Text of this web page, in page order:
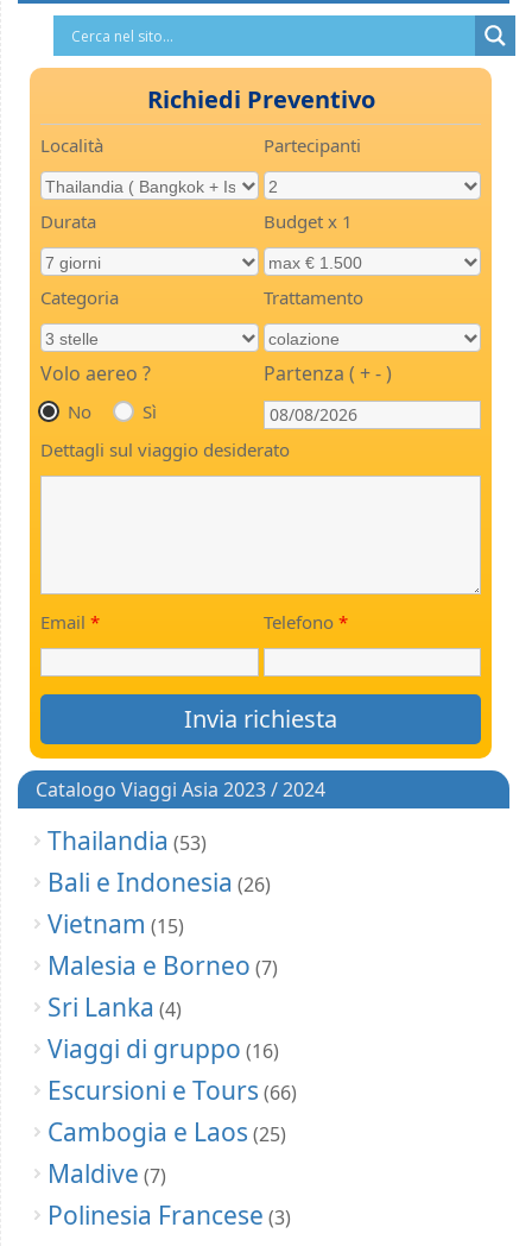
Richiedi Preventivo
Località Partecipanti
Durata Budget x 1
Categoria Trattamento
Volo aereo ?
No Sì
Partenza ( + - )
Dettagli sul viaggio desiderato
Email * Telefono *
Catalogo Viaggi Asia 2023 / 2024
Thailandia (53)
Bali e Indonesia (26)
Vietnam (15)
Malesia e Borneo (7)
Sri Lanka (4)
Viaggi di gruppo (16)
Escursioni e Tours (66)
Cambogia e Laos (25)
Maldive (7)
Polinesia Francese (3)